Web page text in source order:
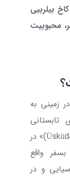
بیلربیی
محبوبیت
زمینی به
تابستانی
)» در
واقع
و در